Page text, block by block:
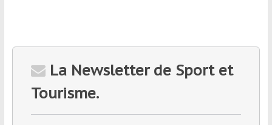
La Newsletter de Sport et
Tourisme.